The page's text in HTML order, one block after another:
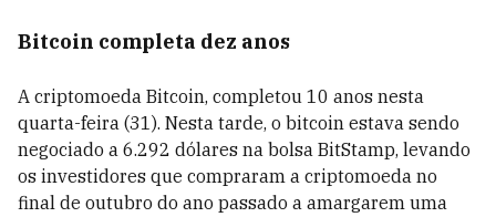
Bitcoin completa dez anos
A criptomoeda Bitcoin, completou 10 anos nesta
quarta-feira (31). Nesta tarde, o bitcoin estava sendo
negociado a 6.292 dólares na bolsa BitStamp, levando
os investidores que compraram a criptomoeda no
final de outubro do ano passado a amargarem uma